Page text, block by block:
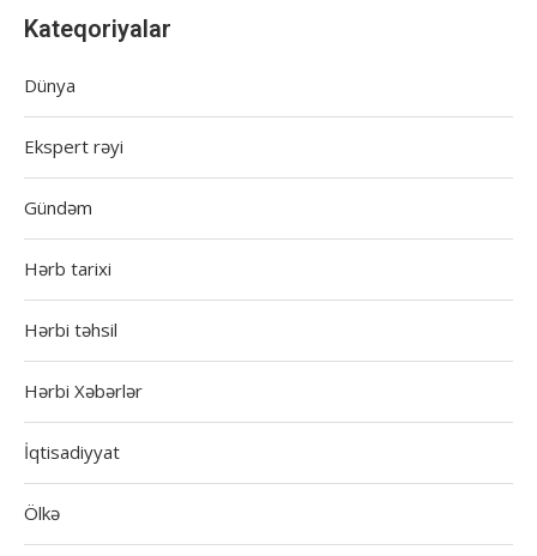
Kateqoriyalar
Dünya
Ekspert rəyi
Gündəm
Hərb tarixi
Hərbi təhsil
Hərbi Xəbərlər
İqtisadiyyat
Ölkə